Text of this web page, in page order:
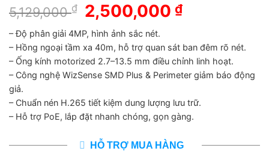
5,129,000₫
Giá
gốc
là:
5,129,000 ₫.
2,500,000₫Giá
là:
2,500,000
– Độ phân giải 4MP, hình ảnh sắc nét.
– Hồng ngoại tầm xa 40m, hỗ trợ quan sát ban đêm rõ nét.
– Ống kính motorized 2.7–13.5 mm điều chỉnh linh hoạt.
– Công nghệ WizSense SMD Plus & Perimeter giảm báo động
giả.
– Chuẩn nén H.265 tiết kiệm dung lượng lưu trữ.
– Hỗ trợ PoE, lắp đặt nhanh chóng, gọn gàng.
HỖ TRỢ MUA HÀNG